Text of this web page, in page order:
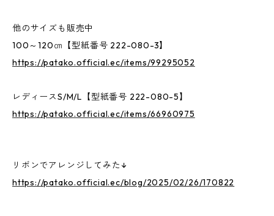
他のサイズも販売中
100～120㎝【型紙番号 222-080-3】
https://patako.official.ec/items/99295052
レディースS/M/L【型紙番号 222-080-5】
https://patako.official.ec/items/66960975
リボンでアレンジしてみた↓
https://patako.official.ec/blog/2025/02/26/170822